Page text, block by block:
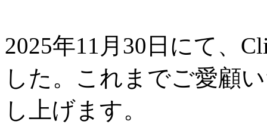
2025年11月30日にて、
した。これまでご愛顧
し上げます。